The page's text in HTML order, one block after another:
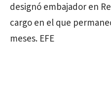
designó embajador en
cargo en el que
meses. EFE